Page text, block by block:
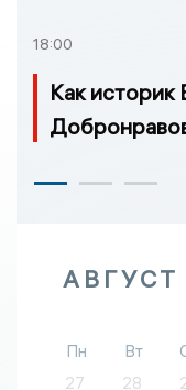
18:00
Как историк
АВГУСТ
Пн Вт
27
28